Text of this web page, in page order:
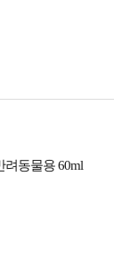
려동물용 60ml